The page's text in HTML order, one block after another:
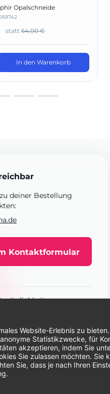
Opalschneide
statt 64,00 €
In den Warenkorb
deiner Bestellung
Kontaktformular